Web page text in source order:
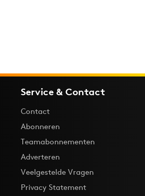
Service & Contact
Contact
Abonneren
Teamabonnementen
Adverteren
Veelgestelde Vragen
Privacy Statement